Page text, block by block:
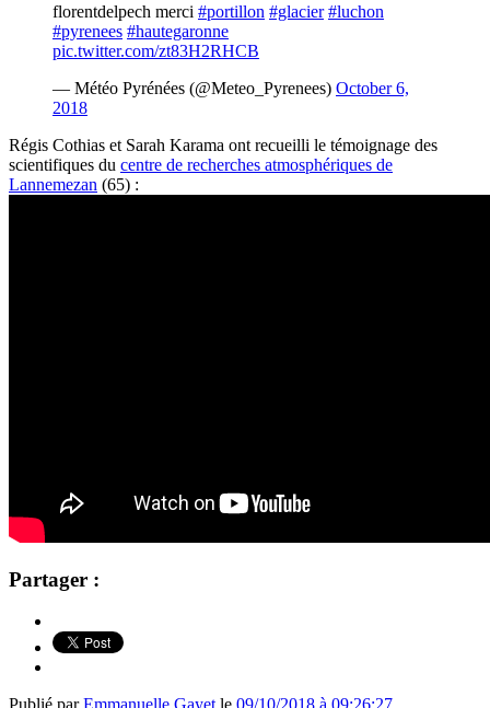
florentdelpech merci #portillon #glacier #luchon
#pyrenees #hautegaronne
pic.twitter.com/zt83H2RHCB
— Météo Pyrénées (@Meteo_Pyrenees) October 6,
2018
Régis Cothias et Sarah Karama ont recueilli le témoignage des
scientifiques du centre de recherches atmosphériques de
Lannemezan (65) :
Partager :